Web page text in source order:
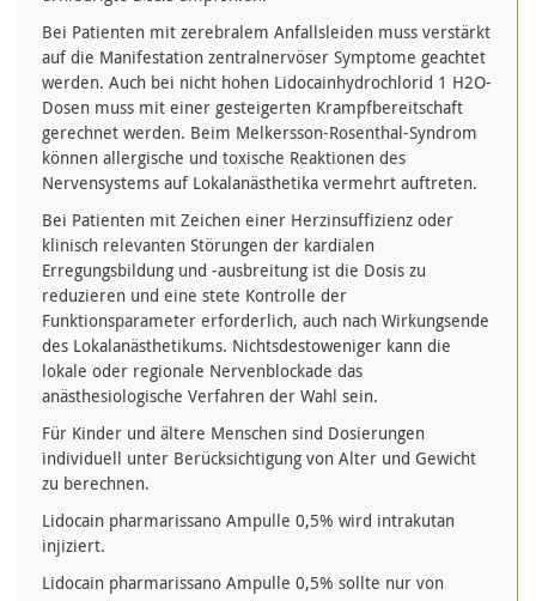
Bei Patienten mit zerebralem Anfallsleiden muss verstärkt
auf die Manifestation zentralnervöser Symptome geachtet
werden. Auch bei nicht hohen Lidocainhydrochlorid 1 H2O-
Dosen muss mit einer gesteigerten Krampfbereitschaft
gerechnet werden. Beim Melkersson-Rosenthal-Syndrom
können allergische und toxische Reaktionen des
Nervensystems auf Lokalanästhetika vermehrt auftreten.
Bei Patienten mit Zeichen einer Herzinsuffizienz oder
klinisch relevanten Störungen der kardialen
Erregungsbildung und -ausbreitung ist die Dosis zu
reduzieren und eine stete Kontrolle der
Funktionsparameter erforderlich, auch nach Wirkungsende
des Lokalanästhetikums. Nichtsdestoweniger kann die
lokale oder regionale Nervenblockade das
anästhesiologische Verfahren der Wahl sein.
Für Kinder und ältere Menschen sind Dosierungen
individuell unter Berücksichtigung von Alter und Gewicht
zu berechnen.
Lidocain pharmarissano Ampulle 0,5% wird intrakutan
injiziert.
Lidocain pharmarissano Ampulle 0,5% sollte nur von